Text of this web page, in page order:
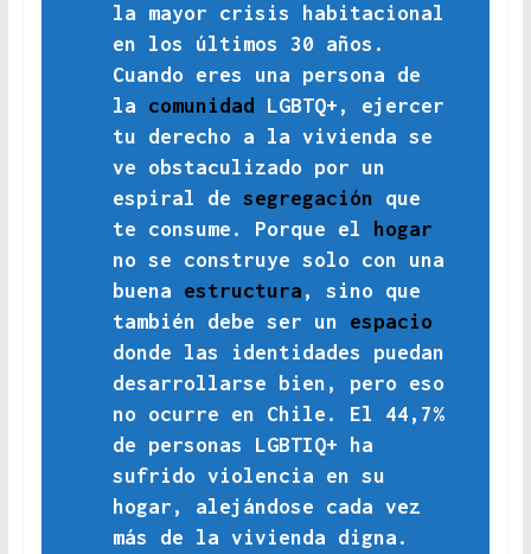
la mayor crisis habitacional
en los últimos 30 años.
Cuando eres una persona de
la comunidad
LGBTQ+, ejercer
tu derecho a la vivienda se
ve obstaculizado por un
espiral de segregación que
te consume. Porque el
hogar
no se construye solo con una
buena estructura , sino que
también debe ser un espacio
donde las identidades puedan
desarrollarse bien, pero eso
no ocurre en Chile. El 44,7%
de personas LGBTIQ+ ha
sufrido violencia en su
hogar, alejándose cada vez
más de la vivienda digna.